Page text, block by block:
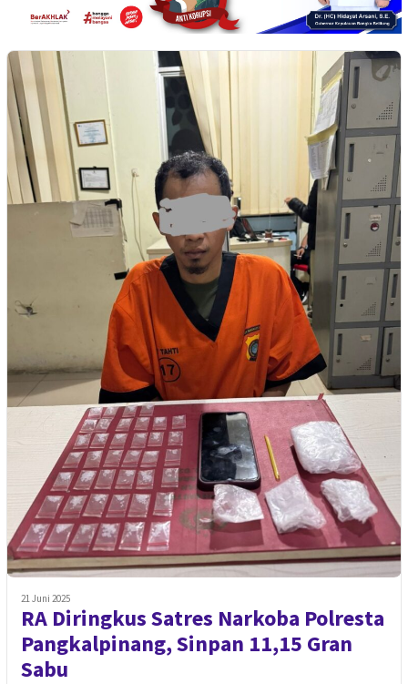
21 Juni 2025
RA Diringkus Satres Narkoba Polresta
Pangkalpinang, Sinpan 11,15 Gran
Sabu